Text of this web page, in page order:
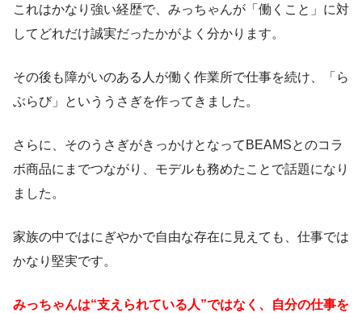
これはかなり強い経歴で、みっちゃんが「働くこと」に対
してどれだけ誠実だったかがよく分かります。
その後も障がいのある人が働く作業所で仕事を続け、「ら
ぶらび」といううさぎを作ってきました。
さらに、そのうさぎがきっかけとなってBEAMSとのコラ
ボ商品にまでつながり、モデルも務めたことで話題になり
ました。
家族の中ではにぎやかで自由な存在に見えても、仕事では
かなり堅実です。
みっちゃんは“支えられている人”ではなく、自分の仕事を